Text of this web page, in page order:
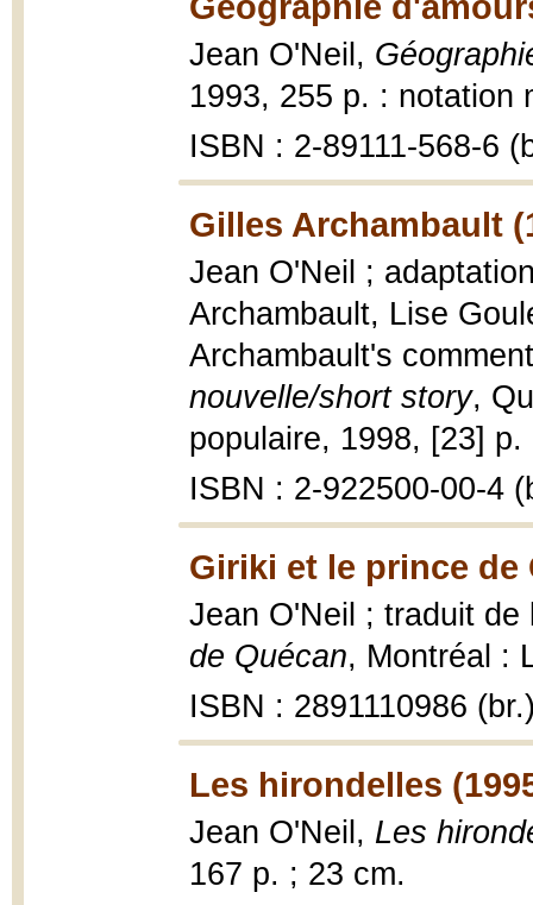
Jean O'Neil,
1993, 255 p. : notation
ISBN : 2-89111-568-6
Gilles Archambault
Jean O'Neil ;
Archambault, Lise
Archambault's
nouvelle/short story,
populaire, 1998, [23]
ISBN : 2-922500-00-4
Giriki et le prince de
Jean O'Neil ; traduit
de Quécan, Montréal :
ISBN : 2891110986
Les hirondelles
Jean O'Neil, Les
167 p. ; 23 cm.